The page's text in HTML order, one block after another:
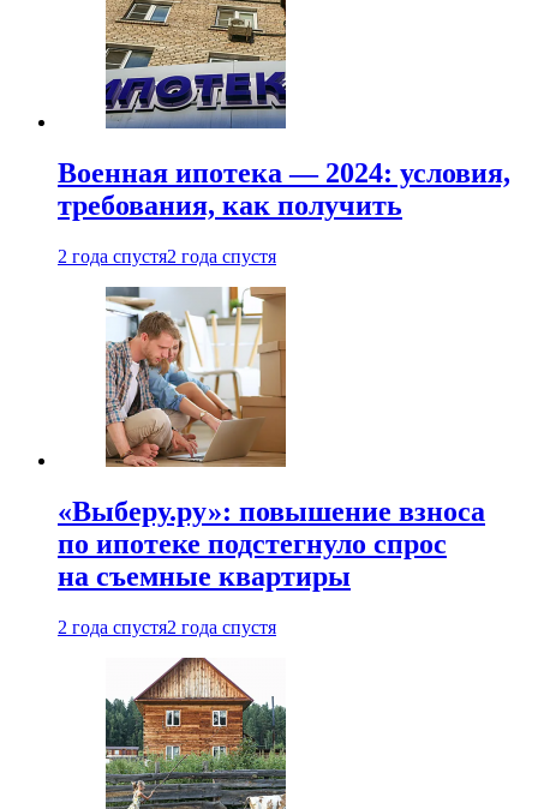
Военная ипотека — 2024: условия,
требования, как получить
2 года спустя2 года спустя
«Выберу.ру»: повышение взноса
по ипотеке подстегнуло спрос
на съемные квартиры
2 года спустя2 года спустя